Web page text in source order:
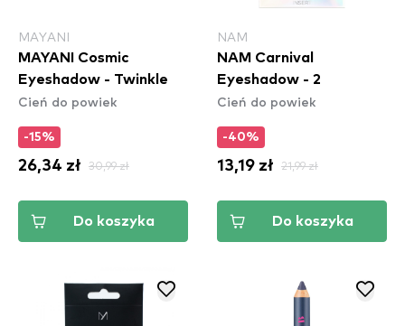
MAYANI
MAYANI Cosmic
Eyeshadow - Twinkle
Cień do powiek
-15%
26,34 zł 30,99 zł
Do koszyka
NAM
NAM Carnival
Eyeshadow - 2
Cień do powiek
-40%
13,19 zł 21,99 zł
Do koszyka